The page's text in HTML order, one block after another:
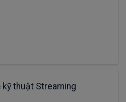
thuật Streaming